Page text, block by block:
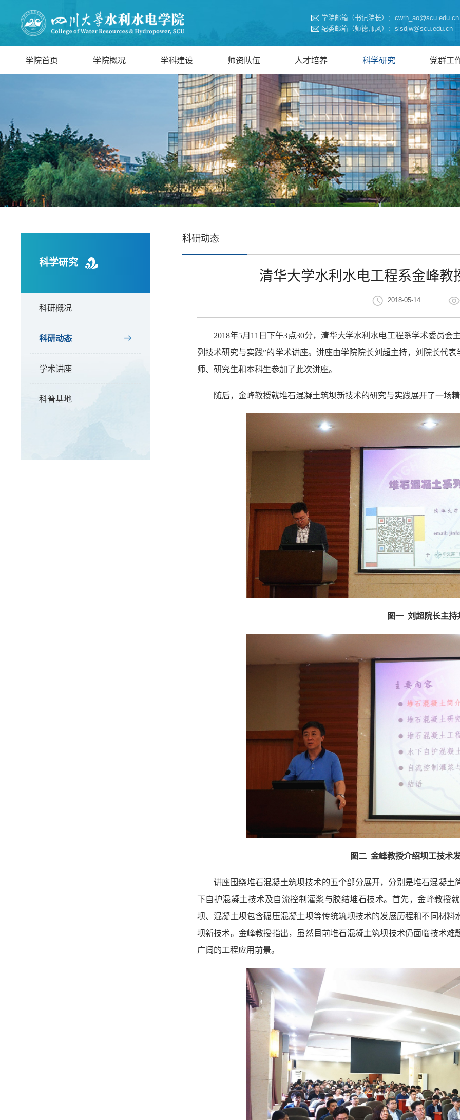
学院邮箱（书记院长）：cwrh_ao@scu.edu.cn
纪委邮箱（师德师风）：slsdjw@scu.edu.cn
学院首页 学院概况 学科建设 师资队伍 人才培养 科学研究 党群工
科学研究
科研概况
科研动态
学术讲座
科普基地
科研动态
清华大学水利水电工程系金峰教
2018-05-14
2018年5月11日下午3点30分，清华大学水利水电工程系学术委员
列技术研究与实践”的学术讲座。讲座由学院院长刘超主持， 刘院长代表
师、研究生和本科生参加了此次讲座。
随后，金峰教授就堆石混凝土筑坝新技术的研究与实践展开了一场
图一 刘超院长主持
图二 金峰教授介绍坝工技术
讲座围绕堆石混凝土筑坝技术的五个部分展开，分别是堆石混凝
下自护混凝土技术及自流控制灌浆与胶结堆石技术。首先，金峰教授
坝、混凝土坝包含碾压混凝土坝等传统筑坝技术的发展历程和不同材
坝新技术。金峰教授指出，虽然目前堆石混凝土筑坝技术仍面临技术
广阔的工程应用前景。